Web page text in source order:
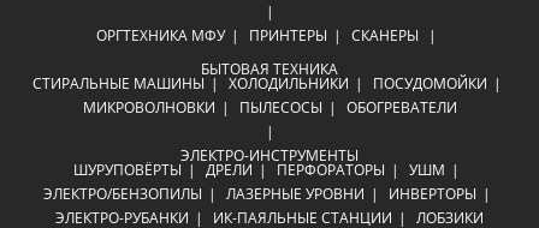
ОРГТЕХНИКА МФУ ПРИНТЕРЫ
СКАНЕРЫ
БЫТОВАЯ ТЕХНИКА
СТИРАЛЬНЫЕ МАШИНЫ ХОЛОДИЛЬНИКИ
ПОСУДОМОЙКИ
МИКРОВОЛНОВКИ
ПЫЛЕСОСЫ ОБОГРЕВАТЕЛИ
ЭЛЕКТРО-ИНСТРУМЕНТЫ
ШУРУПОВЁРТЫ ДРЕЛИ ПЕРФОРАТОРЫ
УШМ
ЭЛЕКТРО/БЕНЗОПИЛЫ
ЛАЗЕРНЫЕ УРОВНИ
ИНВЕРТОРЫ
ЭЛЕКТРО-РУБАНКИ
ИК-ПАЯЛЬНЫЕ СТАНЦИИ ЛОБЗИКИ